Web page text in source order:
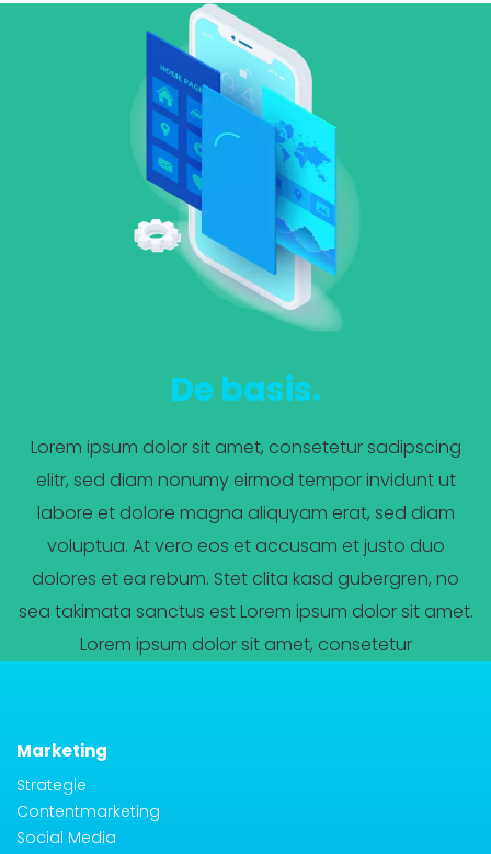
De basis.
Lorem ipsum dolor sit amet, consetetur sadipscing
elitr, sed diam nonumy eirmod tempor invidunt ut
labore et dolore magna aliquyam erat, sed diam
voluptua. At vero eos et accusam et justo duo
dolores et ea rebum. Stet clita kasd gubergren, no
sea takimata sanctus est Lorem ipsum dolor sit amet.
Lorem ipsum dolor sit amet, consetetur
Marketing
Strategie
Contentmarketing
Social Media